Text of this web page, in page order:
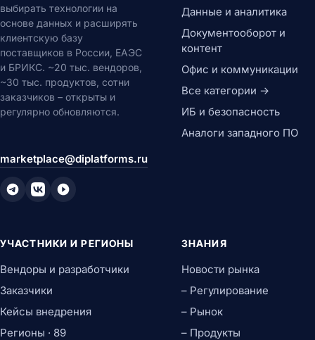
выбирать технологии на
основе данных и расширять
клиентскую базу
поставщиков в России, ЕАЭС
и БРИКС. ~20 тыс. вендоров,
~30 тыс. продуктов, сотни
заказчиков – открыты и
регулярно обновляются.
marketplace@diplatforms.ru
Данные и аналитика
Документооборот и
контент
Офис и коммуникации
Все категории →
ИБ и безопасность
Аналоги западного ПО
УЧАСТНИКИ И РЕГИОНЫ
Вендоры и разработчики
Заказчики
Кейсы внедрения
Регионы · 89
ЗНАНИЯ
Новости рынка
– Регулирование
– Рынок
– Продукты